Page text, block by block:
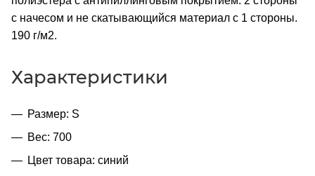
с начесом и не скатывающийся материал с 1 стороны.
190 г/м2.
Характеристики
Размер: S
Вес: 700
Цвет товара: синий